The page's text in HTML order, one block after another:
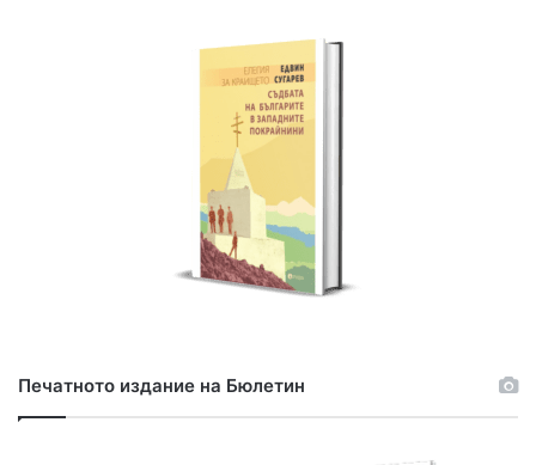
Печатното издание на Бюлетин